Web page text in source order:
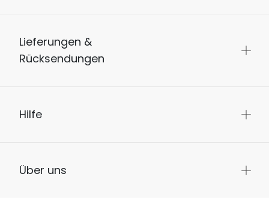
Lieferungen &
Rücksendungen
Hilfe
Über uns